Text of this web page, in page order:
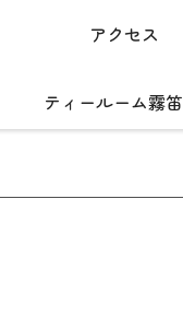
アクセス
ティールーム霧笛